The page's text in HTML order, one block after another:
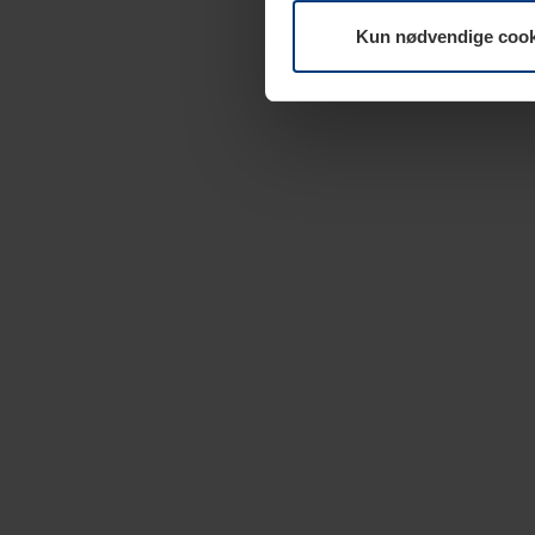
Kun nødvendige